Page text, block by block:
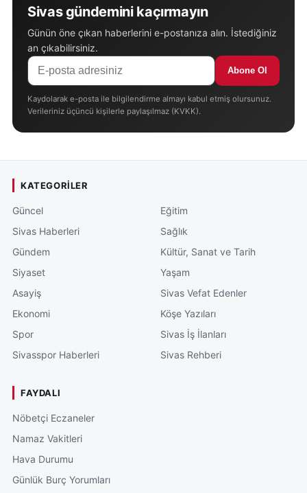
Sivas gündemini kaçırmayın
Günün öne çıkan haberlerini e-postanıza alın. İstediğiniz
an çıkabilirsiniz.
Abone Ol
Kaydolarak e-posta ile bilgilendirme almayı kabul etmiş olursunuz.
Verileriniz üçüncü kişilerle paylaşılmaz (KVKK).
KATEGORILER
Güncel
Sivas Haberleri
Gündem
Siyaset
Asayiş
Ekonomi
Spor
Sivasspor Haberleri
Eğitim
Sağlık
Kültür, Sanat ve Tarih
Yaşam
Sivas Vefat Edenler
Köşe Yazıları
Sivas İş İlanları
Sivas Rehberi
FAYDALI
Nöbetçi Eczaneler
Namaz Vakitleri
Hava Durumu
Günlük Burç Yorumları